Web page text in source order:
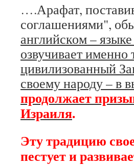
….Арафат,
соглашениями",
английском –
озвучивает именно
цивилизованный
своему народу – в
продолжает
Израиля.
Эту традицию
пестует и